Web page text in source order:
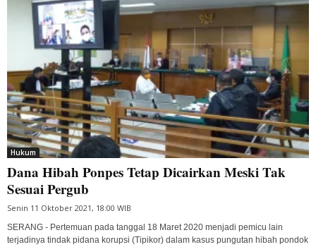
Hukum
Dana Hibah Ponpes Tetap Dicairkan Meski Tak
Sesuai Pergub
Senin 11 Oktober 2021, 18:00 WIB
SERANG - Pertemuan pada tanggal 18 Maret 2020 menjadi pemicu lain
terjadinya tindak pidana korupsi (Tipikor) dalam kasus pungutan hibah pondok